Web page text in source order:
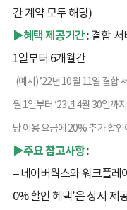
간 계약 모두 해당)
▶혜택 제공기간 : 결합
1일부터 6개월간
(예시) ’22년 10월 11일 결합
월 1일부터 ‘23년 4월 30일까
당 이용 요금에 20% 추가 할인
▶주요 참고사항:
– 네이버웍스와 워크플레
0% 할인 혜택’은 상시 제